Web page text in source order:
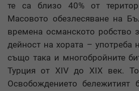
те са близо 40% от
Масовото обезлесяване на
времена османското робство
дейност на хората – употреба
също така и многобройните
Турция от XIV до XIX век.
Освобождението бележитият